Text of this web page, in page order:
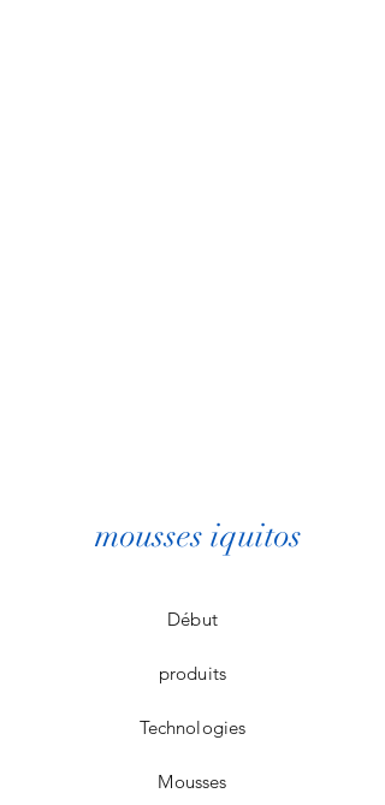
mousses iquitos
Début
produits
Technologies
Mousses